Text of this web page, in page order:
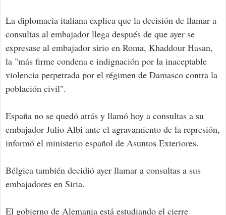
La diplomacia italiana explica que la decisión de llamar a
consultas al embajador llega después de que ayer se
expresase al embajador sirio en Roma, Khaddour Hasan,
la "más firme condena e indignación por la inaceptable
violencia perpetrada por el régimen de Damasco contra la
población civil".
España no se quedó atrás y llamó hoy a consultas a su
embajador Julio Albi ante el agravamiento de la represión,
informó el ministerio español de Asuntos Exteriores.
Bélgica también decidió ayer llamar a consultas a sus
embajadores en Siria.
El gobierno de Alemania está estudiando el cierre